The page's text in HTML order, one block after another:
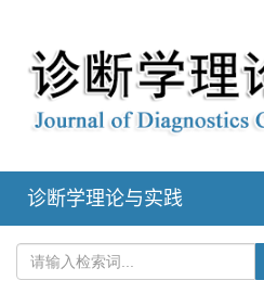
诊断学理论与实践